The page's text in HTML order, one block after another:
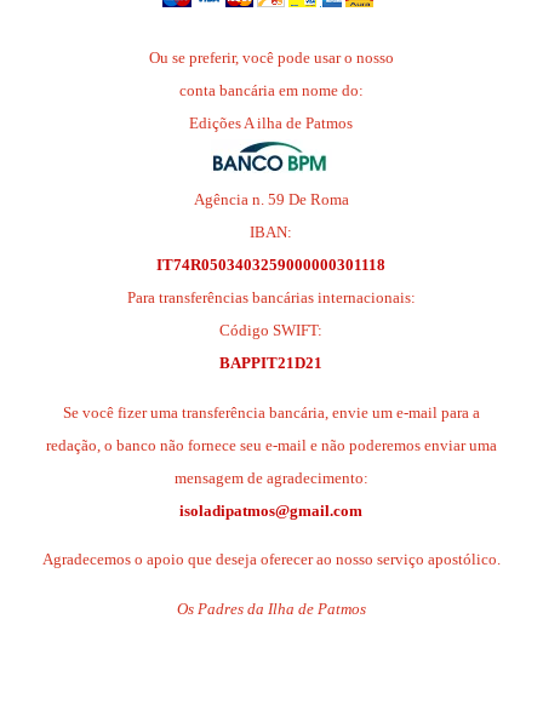
Ou se preferir, você pode usar o nosso
conta bancária em nome do:
Edições A ilha de Patmos
Agência n. 59 De Roma
IBAN:
IT74R0503403259000000301118
Para transferências bancárias internacionais:
Código SWIFT:
BAPPIT21D21
Se você fizer uma transferência bancária, envie um e-mail para a
redação, o banco não fornece seu e-mail e não poderemos enviar uma
mensagem de agradecimento:
isoladipatmos@gmail.com
Agradecemos o apoio que deseja oferecer ao nosso serviço apostólico.
Os Padres da Ilha de Patmos